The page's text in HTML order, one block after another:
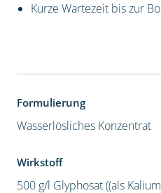
Kurze Wartezeit bis zur
Formulierung
Wasserlösliches Konzentrat
Wirkstoff
500 g/l Glyphosat ((als